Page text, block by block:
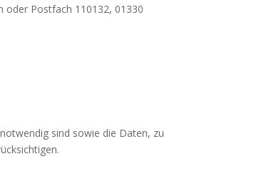
oder Postfach 110132, 01330
sind sowie die Daten, zu